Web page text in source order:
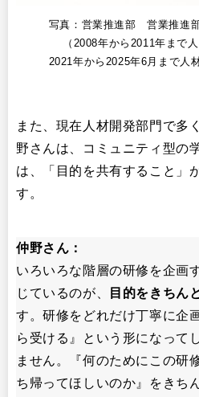
写真：営業推進部 営業推
（2008年から2011年まで
2021年から2025年6月まで人
また、現在人材開発部門で多
野さんは、コミュニティ型の
は、「目的を共有すること」
す。
仲野さん：
いろいろな階層の研修を企画
じているのが、
目的をきちん
す。研修をどれだけ丁寧に企
ら受ける』という形になって
ません。『何のためにこの研
ち帰ってほしいのか』をきち